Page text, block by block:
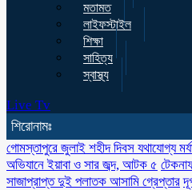
মতামত
লাইফস্টাইল
শিক্ষা
সাহিত্য
স্বাস্থ্য
Live Tv
শিরোনামঃ
গোমস্তাপুরে জুলাই শহীদ দিবস যথাযোগ্য
অভিযানে ইয়াবা ও সার জব্দ, আটক ৫
সাজাপ্রাপ্ত দুই পলাতক আসামি গ্রেপ্তার